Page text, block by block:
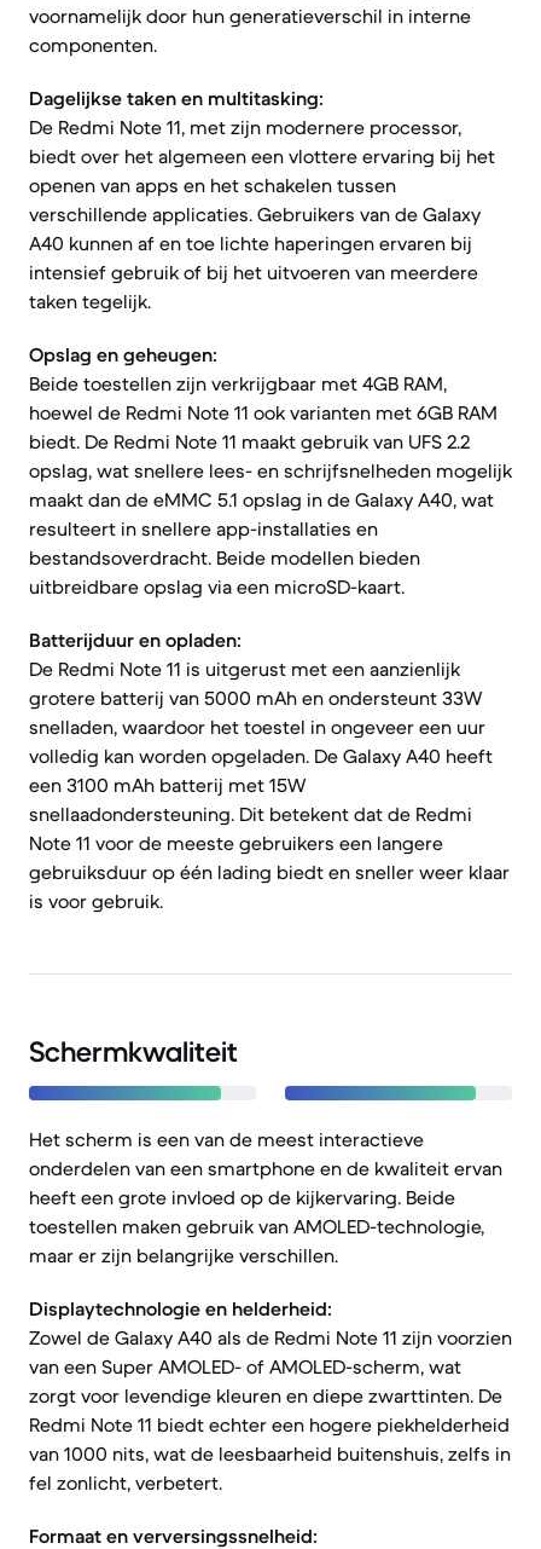
voornamelijk door hun generatieverschil in interne
componenten.
Dagelijkse taken en multitasking:
De Redmi Note 11, met zijn modernere processor,
biedt over het algemeen een vlottere ervaring bij het
openen van apps en het schakelen tussen
verschillende applicaties. Gebruikers van de Galaxy
A40 kunnen af en toe lichte haperingen ervaren bij
intensief gebruik of bij het uitvoeren van meerdere
taken tegelijk.
Opslag en geheugen:
Beide toestellen zijn verkrijgbaar met 4GB RAM,
hoewel de Redmi Note 11 ook varianten met 6GB RAM
biedt. De Redmi Note 11 maakt gebruik van UFS 2.2
opslag, wat snellere lees- en schrijfsnelheden mogelijk
maakt dan de eMMC 5.1 opslag in de Galaxy A40, wat
resulteert in snellere app-installaties en
bestandsoverdracht. Beide modellen bieden
uitbreidbare opslag via een microSD-kaart.
Batterijduur en opladen:
De Redmi Note 11 is uitgerust met een aanzienlijk
grotere batterij van 5000 mAh en ondersteunt 33W
snelladen, waardoor het toestel in ongeveer een uur
volledig kan worden opgeladen. De Galaxy A40 heeft
een 3100 mAh batterij met 15W
snellaadondersteuning. Dit betekent dat de Redmi
Note 11 voor de meeste gebruikers een langere
gebruiksduur op één lading biedt en sneller weer klaar
is voor gebruik.
Schermkwaliteit
Het scherm is een van de meest interactieve
onderdelen van een smartphone en de kwaliteit ervan
heeft een grote invloed op de kijkervaring. Beide
toestellen maken gebruik van AMOLED-technologie,
maar er zijn belangrijke verschillen.
Displaytechnologie en helderheid:
Zowel de Galaxy A40 als de Redmi Note 11 zijn voorzien
van een Super AMOLED- of AMOLED-scherm, wat
zorgt voor levendige kleuren en diepe zwarttinten. De
Redmi Note 11 biedt echter een hogere piekhelderheid
van 1000 nits, wat de leesbaarheid buitenshuis, zelfs in
fel zonlicht, verbetert.
Formaat en verversingssnelheid: